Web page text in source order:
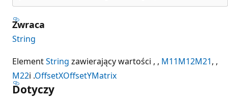
Zwraca
String
ElementString zawierający wartości , , M11M12M21, ,
M22i .OffsetXOffsetYMatrix
Dotyczy